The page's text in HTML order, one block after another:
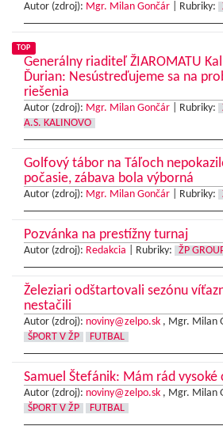
Autor (zdroj): Mgr. Milan Gončár Rubriky:
TOP
Generálny riaditeľ ŽIAROMATU
Ďurian: Nesústreďujeme sa na
riešenia
Autor (zdroj): Mgr. Milan Gončár Rubriky:
A.S. KALINOVO
Golfový tábor na Táľoch
počasie, zábava bola výborná
Autor (zdroj): Mgr. Milan Gončár Rubriky:
Pozvánka na prestížny turnaj
Autor (zdroj): Redakcia Rubriky: ŽP
Železiari odštartovali sezónu
nestačili
Autor (zdroj): noviny@zelpo.sk , Mgr. Milan
ŠPORT V ŽP
FUTBAL
Samuel Štefánik: Mám rád vysoké
Autor (zdroj): noviny@zelpo.sk , Mgr. Milan
ŠPORT V ŽP
FUTBAL